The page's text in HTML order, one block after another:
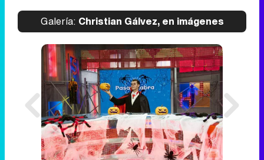
Galería: Christian Gálvez, en imágenes